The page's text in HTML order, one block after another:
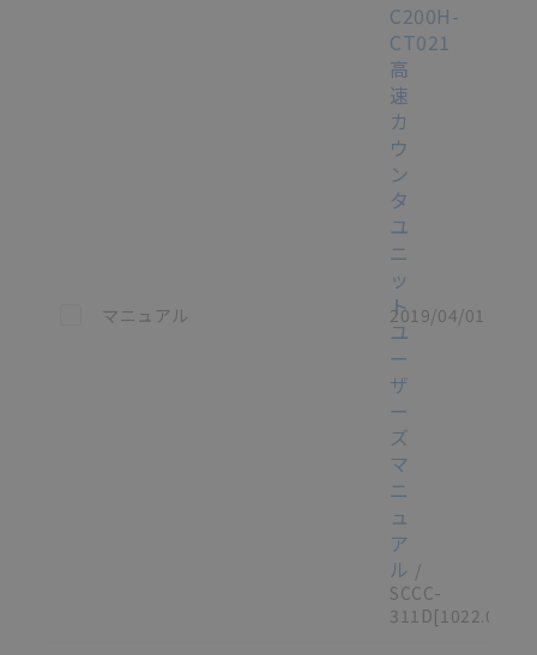
この資料を選択
マニュアル
C200H-
CT021
高
速
カ
ウ
ン
タ
ユ
ニ
ッ
ト
ユ
ー
ザ
ー
ズ
マ
ニ
ュ
ア
ル /
SCCC-
311D[1022.0KB]
2019/04/01